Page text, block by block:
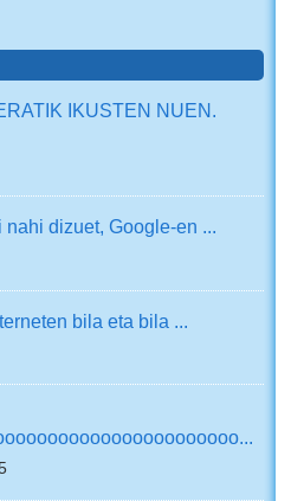
IKUSTEN NUEN.
dizuet, Google-en ...
bila eta bila ...